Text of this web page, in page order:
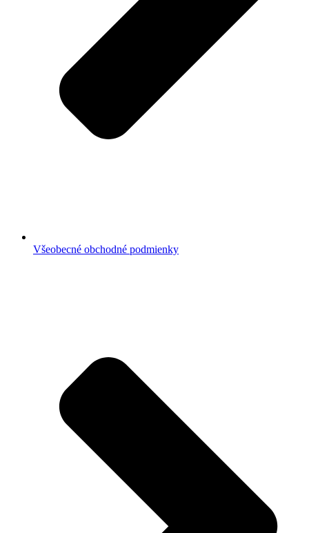
Všeobecné obchodné podmienky